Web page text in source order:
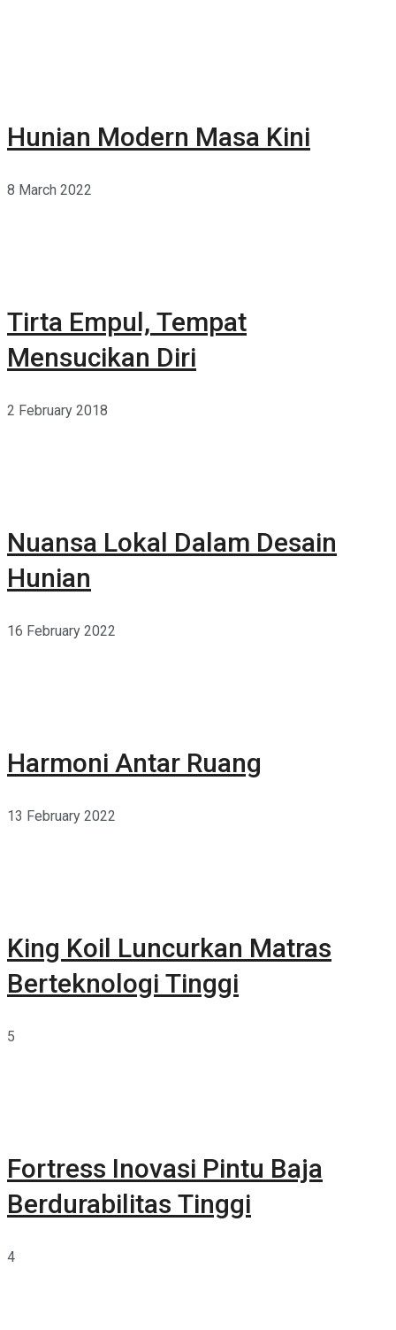
Hunian Modern Masa Kini
8 March 2022
Tirta Empul, Tempat
Mensucikan Diri
2 February 2018
Nuansa Lokal Dalam Desain
Hunian
16 February 2022
Harmoni Antar Ruang
13 February 2022
King Koil Luncurkan Matras
Berteknologi Tinggi
5
Fortress Inovasi Pintu Baja
Berdurabilitas Tinggi
4